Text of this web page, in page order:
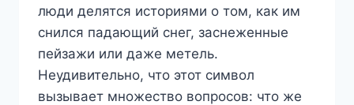
люди делятся историями о том, как им
снился падающий снег, заснеженные
пейзажи или даже метель.
Неудивительно, что этот символ
вызывает множество вопросов: что же